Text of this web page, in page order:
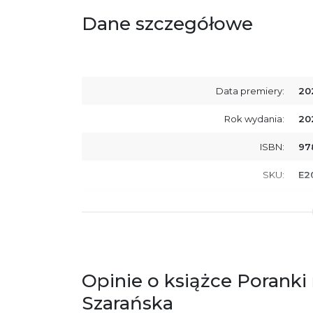
Dane szczegółowe
Data premiery:
Rok wydania:
ISBN:
SKU:
zgodność produktu z przepisami:
ul.
Ostrzeżenia oraz informacje dotyczące
Opinie o książce Poranki
Szarańska